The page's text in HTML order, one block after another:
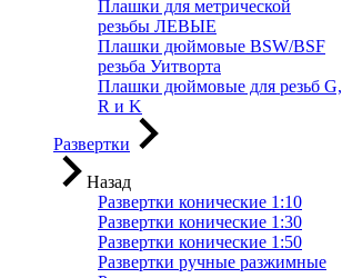
Плашки для метрической
резьбы ЛЕВЫЕ
Плашки дюймовые BSW/BSF
резьба Уитворта
Плашки дюймовые для резьб G,
R и K
Развертки
Назад
Развертки конические 1:10
Развертки конические 1:30
Развертки конические 1:50
Развертки ручные разжимные